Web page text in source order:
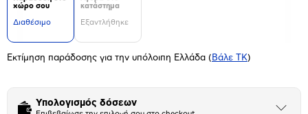
χώρο σου
Διαθέσιμο
κατάστημα
Εξαντλήθηκε
Εκτίμηση παράδοσης για την υπόλοιπη Ελλάδα ( Βάλε ΤΚ)
Υπολογισμός δόσεων
Άνοιξε